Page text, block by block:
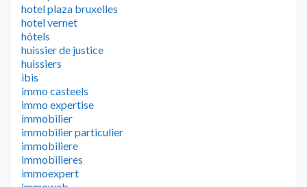
hotel plaza bruxelles
hotel vernet
hôtels
huissier de justice
huissiers
ibis
immo casteels
immo expertise
immobilier
immobilier particulier
immobiliere
immobilieres
immoexpert